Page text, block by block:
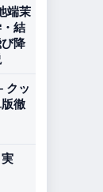
端茉
結
降
クッ
徹